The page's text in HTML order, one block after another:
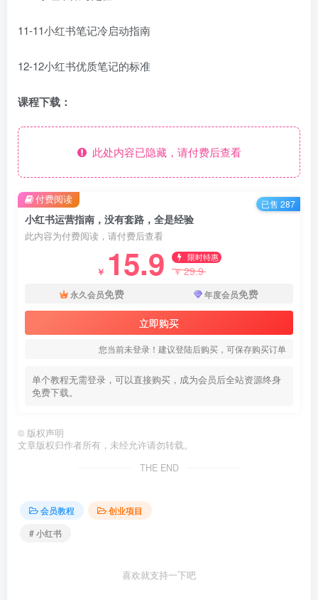
11-11小红书笔记冷启动指南
12-12小红书优质笔记的标准
课程下载：
此处内容已隐藏，请付费后查看
小红书运营指南，没有套路，全是经验
此内容为付费阅读，请付费后查看
￥ 15.9 限时特惠
￥29.9
永久会员免费 年度会员免费
立即购买
您当前未登录！建议登陆后购买，可保存购买订单
单个教程无需登录，可以直接购买，成为会员后全站资源终身
免费下载。
付费阅读 已售 287
© 版权声明
文章版权归作者所有，未经允许请勿转载。
THE END
会员教程
创业项目
# 小红书
喜欢就支持一下吧